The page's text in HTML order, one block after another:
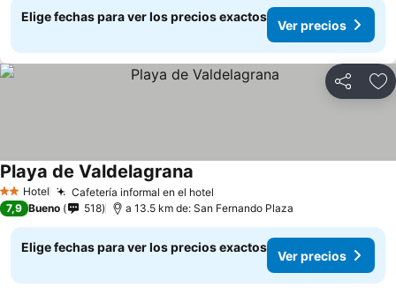
Elige fechas para ver los precios exactos
Ver precios
Compartir
2 Estrellas
Hotel Cafetería informal en el hotel
Playa de Valdelagrana
7,9 Bueno 518 a 13.5 km de: San Fernando Plaza
Elige fechas para ver los precios exactos
Ver precios